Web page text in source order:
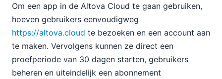
Om een app in de Altova Cloud te gaan gebruiken,
hoeven gebruikers eenvoudigweg
https://altova.cloud te bezoeken en een account aan
te maken. Vervolgens kunnen ze direct een
proefperiode van 30 dagen starten, gebruikers
beheren en uiteindelijk een abonnement